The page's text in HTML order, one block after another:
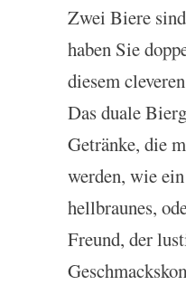
Zwei Biere
haben Sie
diesem
Das duale
Getränke, die
werden, wie
hellbraunes,
Freund, der